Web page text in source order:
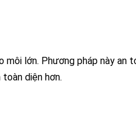
lớn. Phương pháp này an
diện hơn.